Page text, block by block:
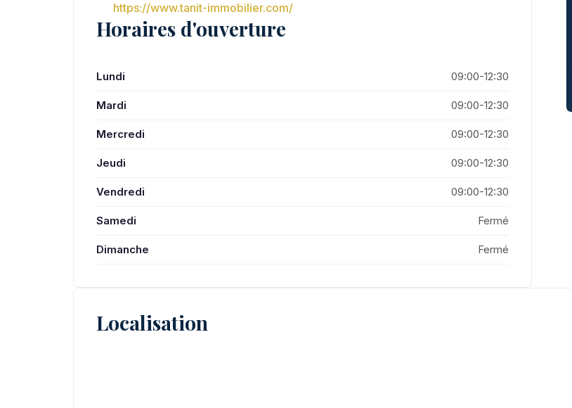
https://www.tanit-immobilier.com/
Horaires d'ouverture
Lundi 09:00-12:30
Mardi 09:00-12:30
Mercredi 09:00-12:30
Jeudi 09:00-12:30
Vendredi 09:00-12:30
Samedi Fermé
Dimanche Fermé
Localisation